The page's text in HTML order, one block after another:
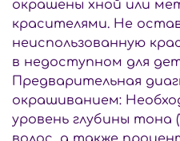
окрашены хной или
красителями. Не
неиспользованную
в недоступном для
Предварительная
окрашиванием:
уровень глубины тона